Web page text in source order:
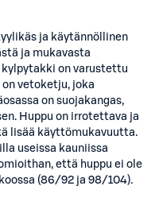
ja käytännöllinen
ja mukavasta
on varustettu
vetoketju, joka
on suojakangas,
Huppu on irrotettava ja
lisää käyttömukavuutta.
useissa kauniissa
että huppu ei ole
(86/92 ja 98/104).